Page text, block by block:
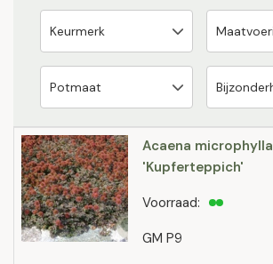
Acaena microphylla
'Kupferteppich'
GM P9
Voorraad: